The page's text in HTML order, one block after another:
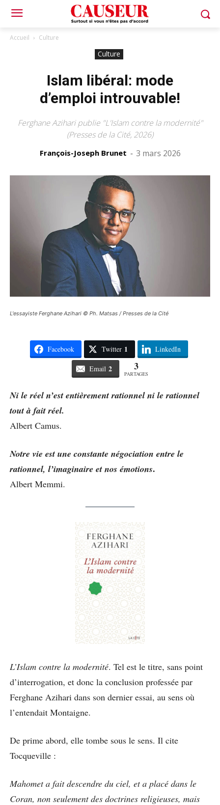
Accueil Culture
Culture
Islam libéral: mode
d’emploi introuvable!
Ferghane Azihari publie "L'Islam contre la modernité"
(Presses de la Cité, 2026)
François-Joseph Brunet - 3 mars 2026
L'essayiste Ferghane Azihari © Ph. Matsas / Presses de la Cité
Facebook Twitter 1 LinkedIn
Email 2 3
PARTAGES
Ni le réel n’est entièrement rationnel ni le rationnel
tout à fait réel.
Albert Camus.
Notre vie est une constante négociation entre le
rationnel, l’imaginaire et nos émotions.
Albert Memmi.
L’Islam contre la modernité. Tel est le titre, sans point
d’interrogation, et donc la conclusion professée par
Ferghane Azihari dans son dernier essai, au sens où
l’entendait Montaigne.
De prime abord, elle tombe sous le sens. Il cite
Tocqueville :
Mahomet a fait descendre du ciel, et a placé dans le
Coran, non seulement des doctrines religieuses, mais